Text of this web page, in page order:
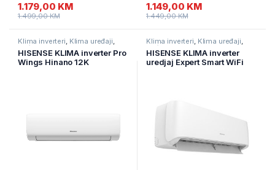
1.179,00 KM
1.499,00KM
1.149,00 KM
1.449,00KM
Klima inverteri, Klima uređaji,
Kućanski aparati
HISENSE KLIMA inverter Pro
Wings Hinano 12K
Klima inverteri, Klima uređaji,
Kućanski aparati
HISENSE KLIMA inverter
uredjaj Expert Smart WiFi